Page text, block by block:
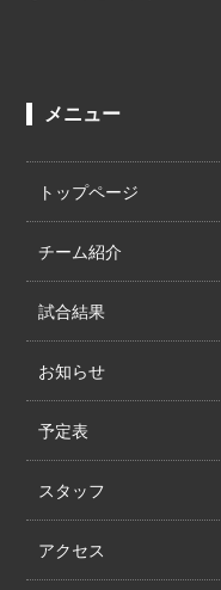
メニュー
トップページ
チーム紹介
試合結果
お知らせ
予定表
スタッフ
アクセス